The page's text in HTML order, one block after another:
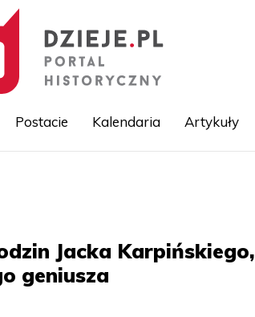
Postacie Kalendaria Artykuły
Jacka Karpińskiego,
geniusza